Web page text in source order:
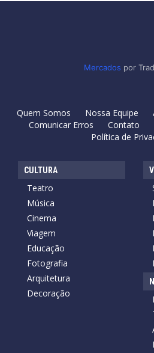
Mercados por
Quem Somos Nossa Equipe
Comunicar Erros
Contato
Política de
CULTURA
Teatro
Música
Cinema
Viagem
Educação
Fotografia
Arquitetura
Decoração